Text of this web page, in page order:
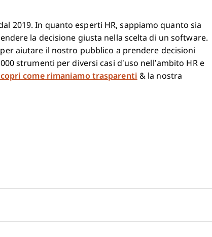
2019. In quanto esperti HR, sappiamo quanto sia
la decisione giusta nella scelta di un software.
aiutare il nostro pubblico a prendere decisioni
strumenti per diversi casi d’uso nell’ambito HR e
come rimaniamo trasparenti & la nostra